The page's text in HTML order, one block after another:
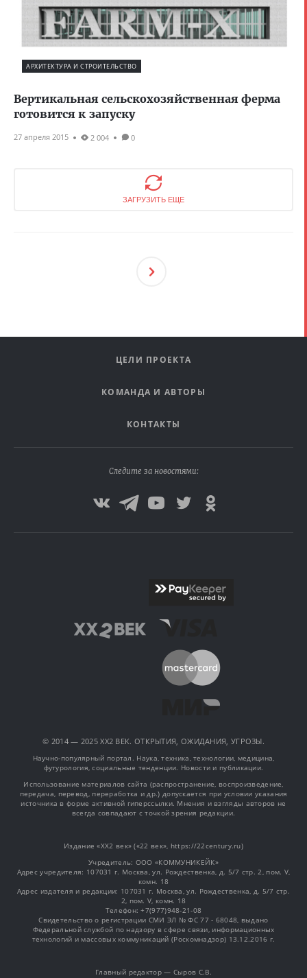
АРХИТЕКТУРА И СТРОИТЕЛЬСТВО
Вертикальная сельскохозяйственная ферма
готовится к запуску
27 апреля 2015 2 004 0
ЗАГРУЗИТЬ ЕЩЕ
Ующ
ЦЕЛИ ПРОЕКТА
КОМАНДА И АВТОРЫ
КОНТАКТЫ
Следите за новостями:
© 2014 — 2025 XX2 ВЕК. ОТКРЫТИЯ, ОЖИДАНИЯ, УГРОЗЫ.
Научно-популярный портал. Наука, техника, технологии, медицина,
футурология, социальные тенденции. Новости и публикации.
Использование материалов сайта (распространение, воспроизведение,
передача, перевод, переработка и др.) допускается при условии указания
источника в форме активной гиперссылки. Мнения и взгляды авторов не
всегда совпадают с точкой зрения редакции.
Издание «XX2 век» («22 век», https://22century.ru)
Учредитель: OOO «КОММУНИКЕЙК»
Адрес учредителя: 107031 г. Москва, ул. Рождественка, д. 5/7 стр. 2, пом. V,
комн. 18
Адрес издателя и редакции: 107031 г. Москва, ул. Рождественка, д. 5/7 стр.
2, пом. V, комн. 18
Телефон: +7(977)948-21-08
Свидетельство о регистрации СМИ ЭЛ № ФС 77 - 68048, выдано
Федеральной службой по надзору в сфере связи, информационных
технологий и массовых коммуникаций (Роскомнадзор) 13.12.2016 г.
Главный редактор — Сыров С.В.